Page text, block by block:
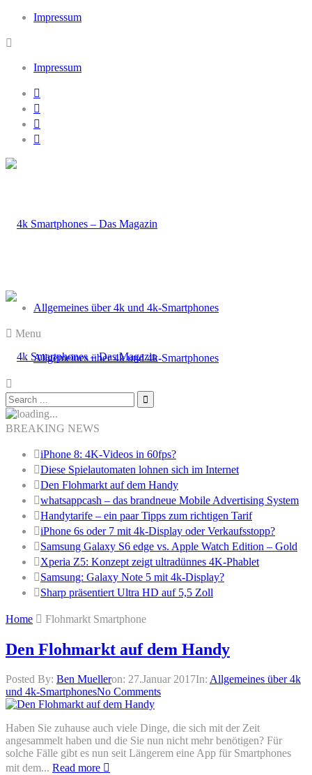
Impressum
Impressum
Allgemeines über 4k und 4k-Smartphones
Menu
Allgemeines über 4k und 4k-Smartphones
BREAKING NEWS
iPhone 8: 4K-Videos in 60fps?
Diese Spielautomaten lohnen sich im Internet
Den Flohmarkt auf dem Handy
whatsappcash – das brandneue Mobile Advertising System
Handytarife – ein paar Tipps zum richtigen Tarif
iPhone 6s oder 7 mit 4k-Display oder Verkaufsstopp?
Samsung Galaxy S6 edge vs. Apple Watch Edition – Gold
Xperia Z5: Konzept zeigt ultradünnes 4K-Phablet
Samsung: Galaxy Note 5 mit 4k-Display?
Sharp präsentiert Ultra HD auf 5,5 Zoll
Home Flohmarkt Smartphone
Den Flohmarkt auf dem Handy
Posted By: Ben Muelleron: 27.Januar 2017In: Allgemeines über 4k
und 4k-SmartphonesNo Comments
Haben Sie zuhause auch viele Dinge, die sich mit der Zeit
angesammelt haben und die Sie nun nicht mehr benötigen? Für
solche Fälle gibt es nun seit Längerem eine App für Smartphones
mit dem... Read more